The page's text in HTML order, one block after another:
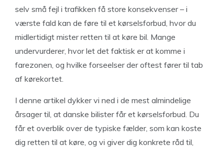
selv små fejl i trafikken få store konsekvenser – i
værste fald kan de føre til et kørselsforbud, hvor du
midlertidigt mister retten til at køre bil. Mange
undervurderer, hvor let det faktisk er at komme i
farezonen, og hvilke forseelser der oftest fører til tab
af kørekortet.
I denne artikel dykker vi ned i de mest almindelige
årsager til, at danske bilister får et kørselsforbud. Du
får et overblik over de typiske fælder, som kan koste
dig retten til at køre, og vi giver dig konkrete råd til,